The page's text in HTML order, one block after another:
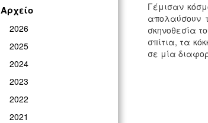
Αρχείο
2026
2025
2024
2023
2022
2021
Γέμισαν
απολαύσουν
σκηνοθεσία
σπίτια, τα
σε μία